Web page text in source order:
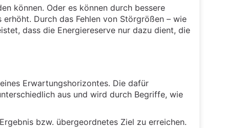
können. Oder es können durch bessere
Durch das Fehlen von Störgrößen – wie
dass die Energiereserve nur dazu dient, die
Erwartungshorizontes. Die dafür
aus und wird durch Begriffe, wie
bzw. übergeordnetes Ziel zu erreichen.